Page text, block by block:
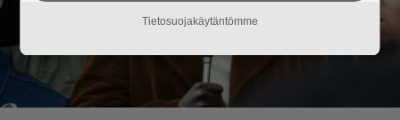
Tietosuojakäytäntömme